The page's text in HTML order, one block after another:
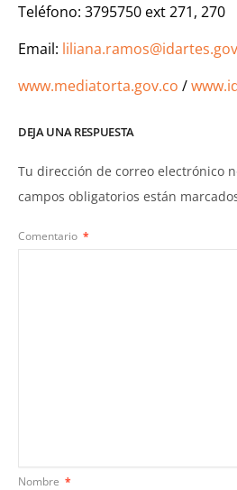
Teléfono: 3795750 ext 271, 270
Email: liliana.ramos@idartes.gov
www.mediatorta.gov.co /
DEJA UNA RESPUESTA
Tu dirección de correo electrónico
campos obligatorios están
Comentario *
Nombre *